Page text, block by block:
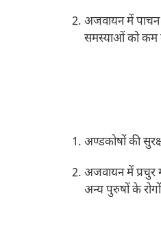
अजवायन में
समस्याओं को कम
अण्डकोषों की
अजवायन में प्रचुर
अन्य पुरुषों के